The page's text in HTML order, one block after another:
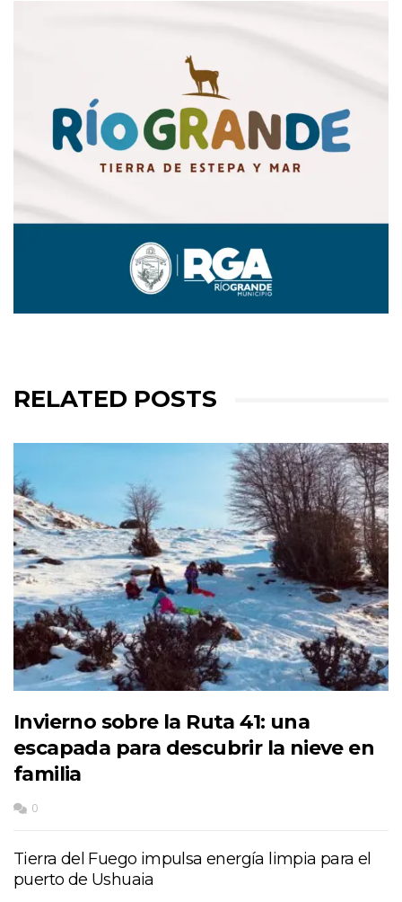
RELATED POSTS
Invierno sobre la Ruta 41: una
escapada para descubrir la nieve en
familia
0
Tierra del Fuego impulsa energía limpia para el
puerto de Ushuaia